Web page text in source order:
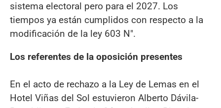
sistema electoral pero para el 2027. Los
tiempos ya están cumplidos con respecto a la
modificación de la ley 603 N".
Los referentes de la oposición presentes
En el acto de rechazo a la Ley de Lemas en el
Hotel Viñas del Sol estuvieron Alberto Dávila-